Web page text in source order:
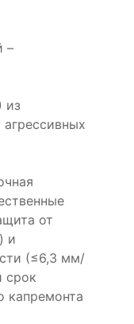
–
из
от
и
(≤6,3 мм/
срок
капремонта